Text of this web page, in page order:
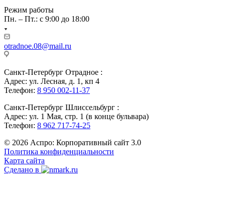
Режим работы
Пн. – Пт.: с 9:00 до 18:00
otradnoe.08@mail.ru
Санкт-Петербург Отрадное :
Адрес: ул. Лесная, д. 1, кп 4
Телефон: 8 950 002-11-37
Санкт-Петербург Шлиссельбург :
Адрес: ул. 1 Мая, стр. 1 (в конце бульвара)
Телефон: 8 962 717-74-25
© 2026 Аспро: Корпоративный сайт 3.0
Политика конфиденциальности
Карта сайта
Сделано в